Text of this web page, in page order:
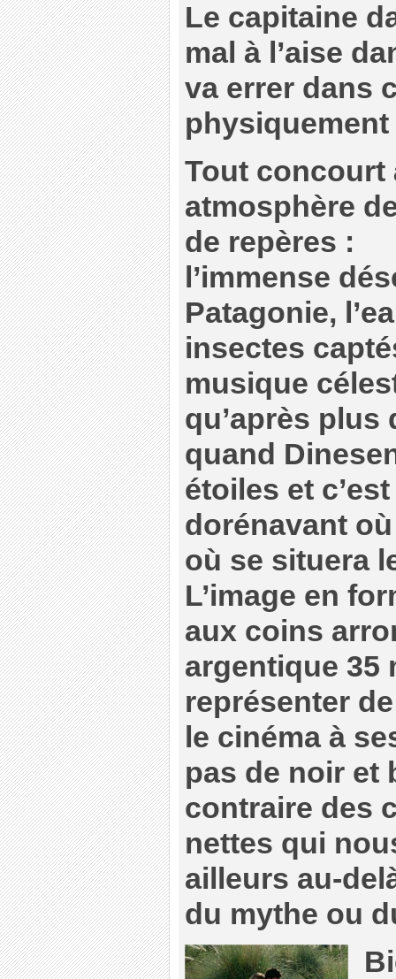
Le capitaine
mal à l’aise
va errer dans
Tout concourt
atmosphère
de repères :
l’immense
Patagonie,
insectes
musique
qu’après plus
quand
étoiles et
dorénavant
où se situera
L’image en
aux coins
argentique 35
représenter
le cinéma à
pas de noir et
contraire des
nettes qui
ailleurs au-
du mythe ou